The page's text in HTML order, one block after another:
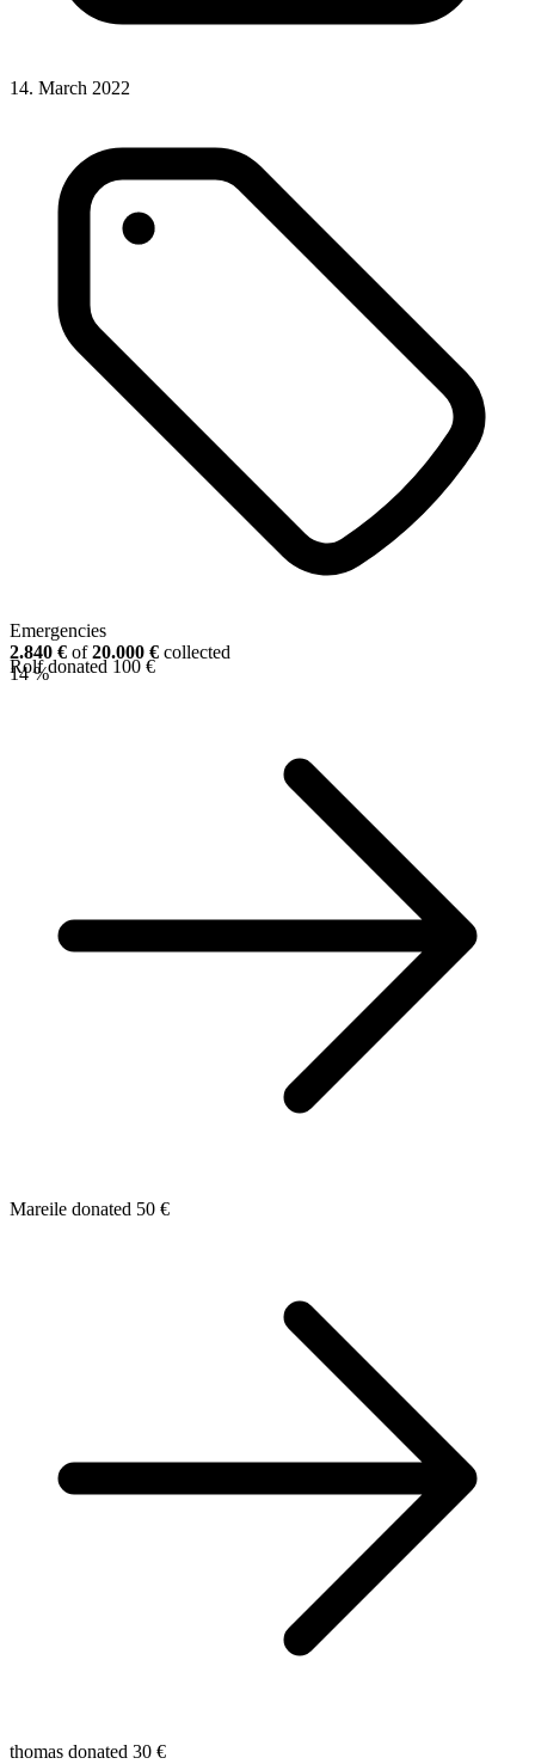
14. March 2022
Emergencies
2.840 € of20.000 € collected
14 %
Rolf donated 100 €
Mareile donated 50 €
thomas donated 30 €